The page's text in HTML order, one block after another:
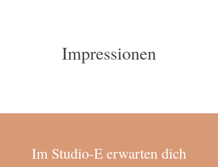
Impressionen
Im Studio-E erwarten dich